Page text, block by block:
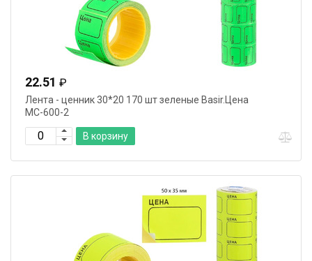
22.51 ₽
Лента - ценник 30*20 170 шт зеленые Basir.Цена
МС-600-2
В корзину